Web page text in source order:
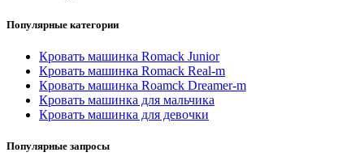
Популярные категории
Кровать машинка Romack Junior
Кровать машинка Romack Real-m
Кровать машинка Roamck Dreamer-m
Кровать машинка для мальчика
Кровать машинка для девочки
Популярные запросы